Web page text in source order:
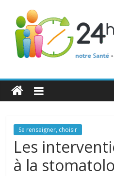
24h
Santé
La
santé
toute
Se renseigner, choisir
Les
à la